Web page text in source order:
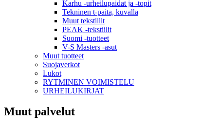
Karhu -urheilupaidat ja -topit
Tekninen t-paita, kuvalla
Muut tekstiilit
PEAK -tekstiilit
Suomi -tuotteet
V-S Masters -asut
Muut tuotteet
Suojaverkot
Lukot
RYTMINEN VOIMISTELU
URHEILUKIRJAT
Muut palvelut